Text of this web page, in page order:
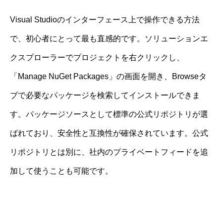
Visual Studioのインターフェース上で操作できる方法
で、初心者にとって最も直感的です。ソリューションエ
クスプローラーでプロジェクトを右クリックし、
「Manage NuGet Packages」の画面を開き、Browseタ
ブで必要なパッケージを検索してインストールできま
す。パッケージソースとして標準の公式リポジトリが選
ばれており、安全性と互換性が確保されています。公式
リポジトリとは別に、社内のプライベートフィードを追
加して使うことも可能です。